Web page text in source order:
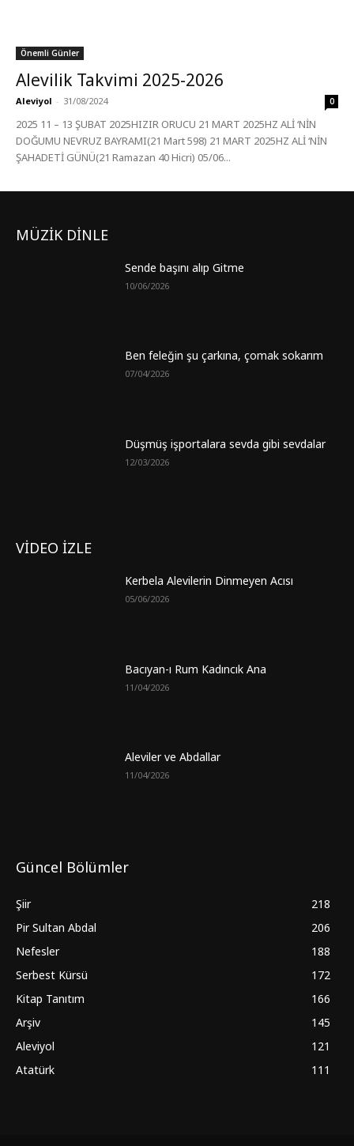
Önemli Günler
Alevilik Takvimi 2025-2026
Aleviyol - 31/08/2024 0
2025 11 – 13 ŞUBAT 2025HIZIR ORUCU 21 MART 2025HZ ALİ ‘NİN
DOĞUMU NEVRUZ BAYRAMI(21 Mart 598) 21 MART 2025HZ ALİ ‘NİN
ŞAHADETİ GÜNÜ(21 Ramazan 40 Hicri) 05/06...
MÜZİK DİNLE
Sende başını alıp Gitme
10/06/2026
Ben feleğin şu çarkına, çomak sokarım
07/04/2026
Düşmüş işportalara sevda gibi sevdalar
12/03/2026
VİDEO İZLE
Kerbela Alevilerin Dinmeyen Acısı
05/06/2026
Bacıyan-ı Rum Kadıncık Ana
11/04/2026
Aleviler ve Abdallar
11/04/2026
Güncel Bölümler
Şiir
218
Pir Sultan Abdal
206
Nefesler
188
Serbest Kürsü
172
Kitap Tanıtım
166
Arşiv
145
Aleviyol
121
Atatürk
111